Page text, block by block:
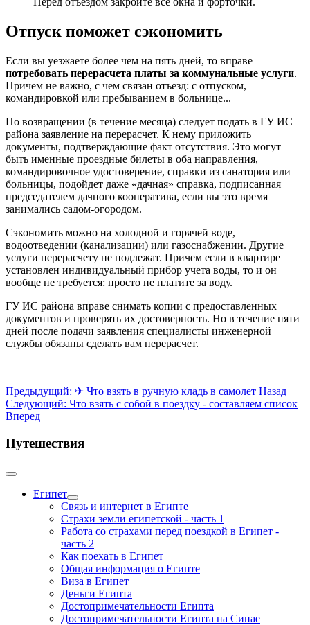
Отпуск поможет сэкономить
Если вы уезжаете более чем на пять дней, то вправе
потребовать перерасчета платы за коммунальные услуги.
Причем не важно, с чем связан отъезд: с отпуском,
командировкой или пребыванием в больнице...
По возвращении (в течение месяца) следует подать в ГУ ИС
района заявление на перерасчет. К нему приложить
документы, подтверждающие факт отсутствия. Это могут
быть именные проездные билеты в оба направления,
командировочное удостоверение, справки из санатория или
больницы, подойдет даже «дачная» справка, подписанная
председателем дачного кооператива, если вы это время
занимались садом-огородом.
Сэкономить можно на холодной и горячей воде,
водоотведении (канализации) или газоснабжении. Другие
услуги перерасчету не подлежат. Причем если в квартире
установлен индивидуальный прибор учета воды, то и он
вообще не требуется: просто не платите за воду.
ГУ ИС района вправе снимать копии с предоставленных
документов и проверять их достоверность. Но в течение пяти
дней после подачи заявления специалисты инженерной
службы обязаны сделать вам перерасчет.
Предыдущий: ✈ Что взять в ручную кладь в самолет Назад
Следующий: Что взять с собой в поездку - составляем список
Вперед
Путешествия
Египет
Связь и интернет в Египте
Страхи земли египетской - часть 1
Работа со страхами перед поездкой в Египет -
часть 2
Как поехать в Египет
Общая информация о Египте
Виза в Египет
Деньги Египта
Достопримечательности Египта
Достопримечательности Египта на Синае